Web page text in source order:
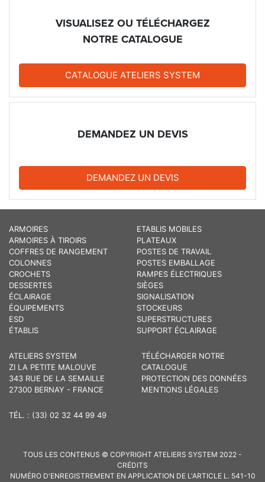
VISUALISEZ OU TÉLÉCHARGEZ
NOTRE CATALOGUE
CATALOGUE ATELIERS SYSTEM
DEMANDEZ UN DEVIS
DEMANDEZ UN DEVIS
ARMOIRES
ARMOIRES À TIROIRS
COFFRES DE RANGEMENT
COLONNES
CROCHETS
DESSERTES
ÉCLAIRAGE
ÉQUIPEMENTS
ESD
ÉTABLIS
ETABLIS MOBILES
PLATEAUX
POSTES DE TRAVAIL
POSTES EMBALLAGE
RAMPES ÉLECTRIQUES
SIÈGES
SIGNALISATION
STOCKEURS
SUPERSTRUCTURES
SUPPORT ÉCLAIRAGE
ATELIERS SYSTEM
ZI LA PETITE MALOUVE
343 RUE DE LA SEMAILLE
27300 BERNAY - FRANCE
TÉL. : (33) 02 32 44 99 49
TÉLÉCHARGER NOTRE
CATALOGUE
PROTECTION DES DONNÉES
MENTIONS LÉGALES
TOUS LES CONTENUS © COPYRIGHT ATELIERS SYSTEM 2022 -
CRÉDITS
NUMÉRO D'ENREGISTREMENT EN APPLICATION DE L'ARTICLE L. 541-10